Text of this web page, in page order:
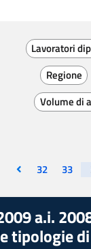
Lavoratori
Regione
Volume di
Vai alla prima
Visualizza
32 33
a.i.
tipologie